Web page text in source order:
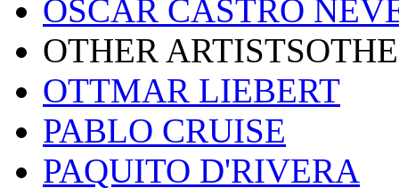
OSCAR CASTRO
OTHER
OTTMAR LIEBERT
PABLO CRUISE
PAQUITO D'RIVERA